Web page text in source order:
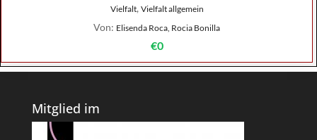
Vielfalt, Vielfalt allgemein
Von: Elisenda Roca, Rocia Bonilla
€0
Mitglied im